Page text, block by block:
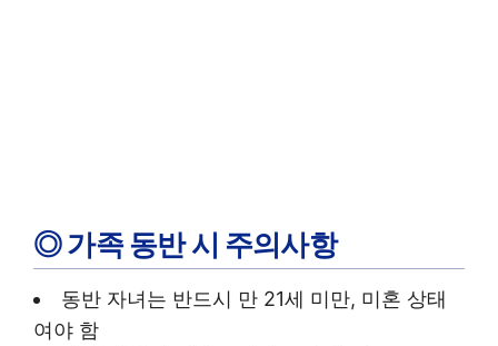
◎ 가족 동반 시 주의사항
동반 자녀는 반드시 만 21세 미만, 미혼 상태
여야 함